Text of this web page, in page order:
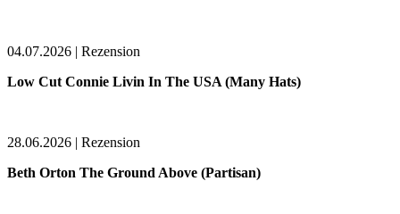
04.07.2026 | Rezension
Low Cut Connie Livin In The USA (Many Hats)
28.06.2026 | Rezension
Beth Orton The Ground Above (Partisan)